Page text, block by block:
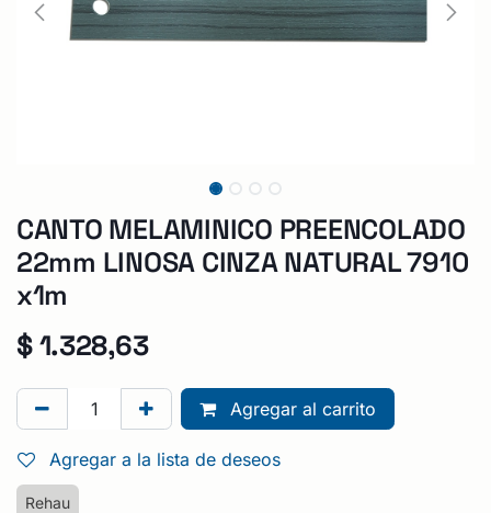
CANTO MELAMINICO PREENCOLADO
22mm LINOSA CINZA NATURAL 7910
x1m
$1.328,63
Agregar al carrito
Agregar a la lista de deseos
Rehau